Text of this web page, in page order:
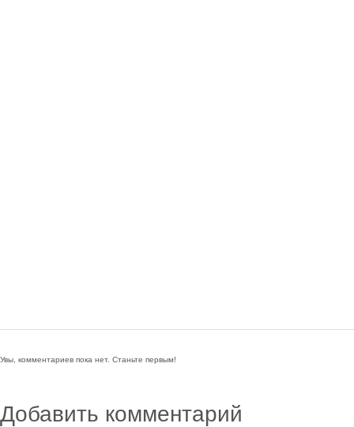
Увы, комментариев пока нет. Станьте первым!
Добавить комментарий